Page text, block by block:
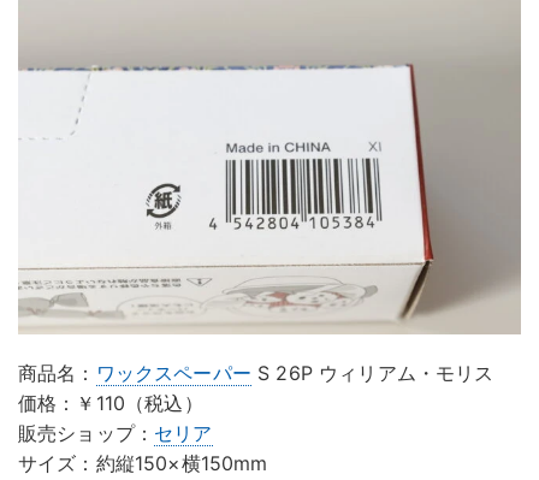
商品名： ワックスペーパー S 26P ウィリアム・モリス
価格：￥110（税込）
販売ショップ： セリア
サイズ：約縦150×横150mm